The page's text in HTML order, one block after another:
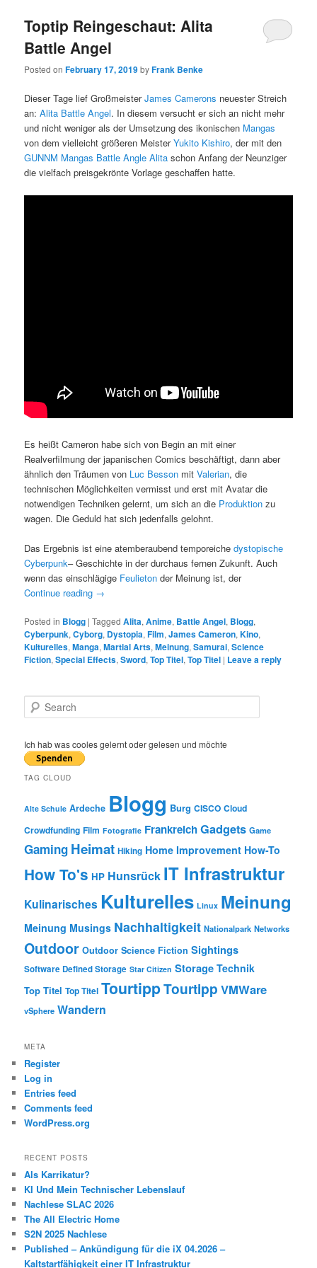
Toptip Reingeschaut: Alita
Battle Angel
Posted onFebruary 17, 2019byFrank Benke
Dieser Tage lief GroßmeisterJames Camerons neuester Streich
an:Alita Battle Angel. In diesem versucht er sich an nicht mehr
und nicht weniger als der Umsetzung des ikonischen Mangas
von dem vielleicht größeren MeisterYukito Kishiro, der mit den
GUNNM Mangas Battle Angle Alita schon Anfang der Neunziger
die vielfach preisgekrönte Vorlage geschaffen hatte.
Es heißt Cameron habe sich von Begin an mit einer
Realverfilmung der japanischen Comics beschäftigt, dann aber
ähnlich den Träumen von Luc Besson mitValerian, die
technischen Möglichkeiten vermisst und erst mit Avatar die
notwendigen Techniken gelernt, um sich an die Produktion zu
wagen. Die Geduld hat sich jedenfalls gelohnt.
Das Ergebnis ist eine atemberaubend temporeichedystopische
Cyberpunk– Geschichte in der durchaus fernen Zukunft. Auch
wenn das einschlägige Feulieton der Meinung ist, der
Continue reading →
Posted in Blogg |Tagged Alita,Anime, Battle Angel, Blogg,
Cyberpunk,Cyborg, Dystopia,Film,James Cameron,Kino,
Kulturelles,Manga,Martial Arts,Meinung,Samurai,Science
Fiction,Special Effects,Sword,Top Titel,Top Titel | Leave a reply
e
r
c
h
Ich hab was cooles gelernt oder gelesen und möchte
TAG CLOUD
Alte Schule Ardeche Blogg Burg CISCO Cloud
Crowdfunding Film Fotografie FrankreichGadgets Game
Gaming Heimat Hiking Home Improvement How-To
How To's HP Hunsrück IT Infrastruktur
Kulinarisches Kulturelles Linux Meinung
Meinung Musings Nachhaltigkeit Nationalpark Networks
Outdoor Outdoor Science Fiction Sightings
Software Defined Storage Star Citizen Storage Technik
Top Titel Top Titel TourtippTourtipp VMWare
vSphere Wandern
META
Register
Log in
Entries feed
Comments feed
WordPress.org
RECENT POSTS
Als Karrikatur?
KI Und Mein Technischer Lebenslauf
Nachlese SLAC 2026
The All Electric Home
S2N 2025 Nachlese
Published – Ankündigung für die iX 04.2026 –
Kaltstartfähigkeit einer IT Infrastruktur